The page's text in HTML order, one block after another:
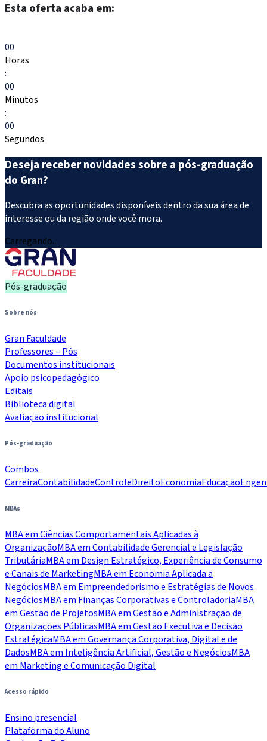
Esta oferta acaba em:
00
Horas
:
00
Minutos
:
00
Segundos
Deseja receber novidades sobre a pós-graduação
do Gran?
Descubra as oportunidades disponíveis dentro da sua área de
interesse ou da região onde você mora.
Carregando...
Pós-graduação
Sobre nós
Gran Faculdade
Professores – Pós
Documentos institucionais
Apoio psicopedagógico
Editais
Biblioteca digital
Avaliação institucional
Pós-graduação
Combos
CarreiraContabilidadeControleDireitoEconomiaEducação
MBAs
MBA em Ciências Comportamentais Aplicadas à
OrganizaçãoMBA em Contabilidade Gerencial e Legislação
TributáriaMBA em Design Estratégico, Experiência de Consumo
e Canais de MarketingMBA em Economia Aplicada a
NegóciosMBA em Empreendedorismo e Estratégias de Novos
NegóciosMBA em Finanças Corporativas e ControladoriaMBA
em Gestão de ProjetosMBA em Gestão e Administração de
Organizações PúblicasMBA em Gestão Executiva e Decisão
EstratégicaMBA em Governança Corporativa, Digital e de
DadosMBA em Inteligência Artificial, Gestão e NegóciosMBA
em Marketing e Comunicação Digital
Acesso rápido
Ensino presencial
Plataforma do Aluno